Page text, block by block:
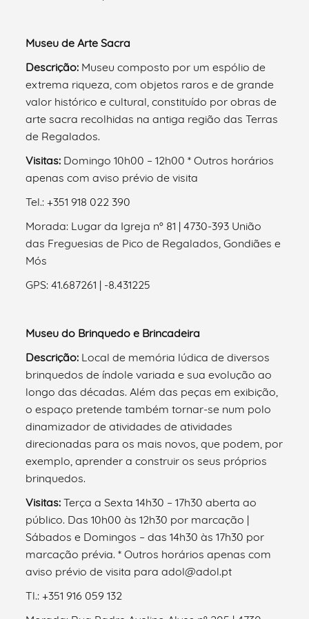
Museu de Arte Sacra
Descrição: Museu composto por um espólio de
extrema riqueza, com objetos raros e de grande
valor histórico e cultural, constituído por obras de
arte sacra recolhidas na antiga região das Terras
de Regalados.
Visitas: Domingo 10h00 – 12h00 * Outros horários
apenas com aviso prévio de visita
Tel.: +351 918 022 390
Morada: Lugar da Igreja nº 81 | 4730-393 União
das Freguesias de Pico de Regalados, Gondiães e
Mós
GPS: 41.687261 | -8.431225
Museu do Brinquedo e Brincadeira
Descrição: Local de memória lúdica de diversos
brinquedos de índole variada e sua evolução ao
longo das décadas. Além das peças em exibição,
o espaço pretende também tornar-se num polo
dinamizador de atividades de atividades
direcionadas para os mais novos, que podem, por
exemplo, aprender a construir os seus próprios
brinquedos.
Visitas:Terça a Sexta 14h30 – 17h30 aberta ao
público. Das 10h00 às 12h30 por marcação |
Sábados e Domingos – das 14h30 às 17h30 por
marcação prévia. * Outros horários apenas com
aviso prévio de visita para adol@adol.pt
Tl.: +351 916 059 132